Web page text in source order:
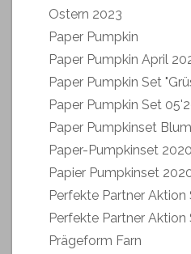
Ostern 2023
Paper Pumpkin
Paper Pumpkin April
Paper Pumpkin Set
Paper Pumpkin Set
Paper Pumpkinset
Paper-Pumpkinset 2020
Papier Pumpkinset
Perfekte Partner Aktion
Perfekte Partner Aktion
Prägeform Farn